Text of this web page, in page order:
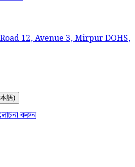
12, Avenue 3, Mirpur DOHS,
語)
করুন